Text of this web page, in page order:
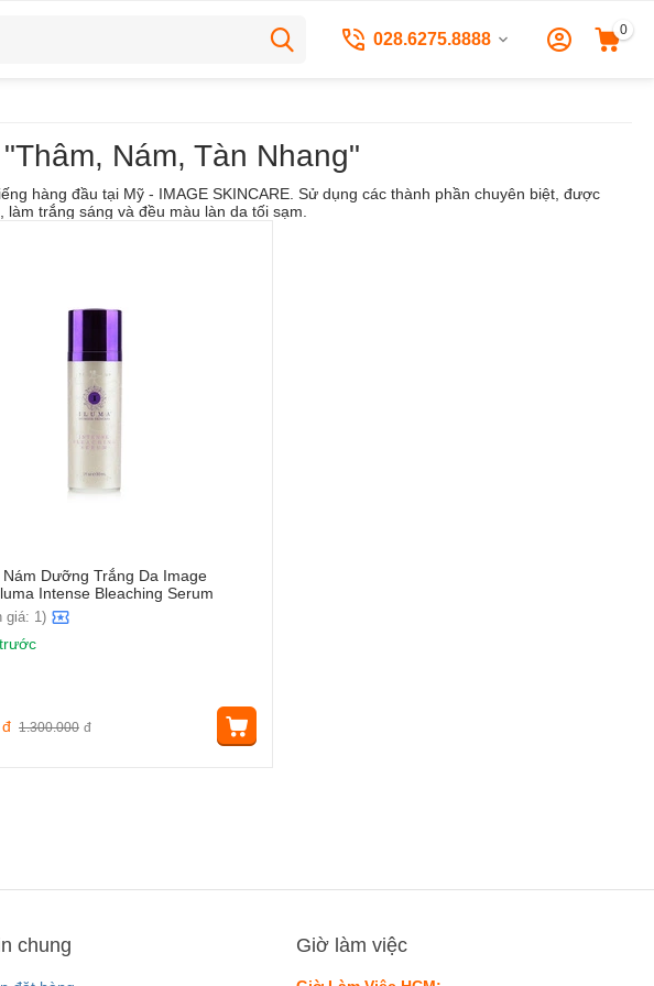
028.6275.8888 0
Nám, Tàn Nhang"
hàng đầu tại Mỹ - IMAGE SKINCARE. Sử dụng các thành phần chuyên biệt, được
trắng sáng và đều màu làn da tối sạm.
Nám Dưỡng Trắng Da Image
Intense Bleaching Serum
giá: 1)
1.300.000 đ
đ
chung Giờ làm việc